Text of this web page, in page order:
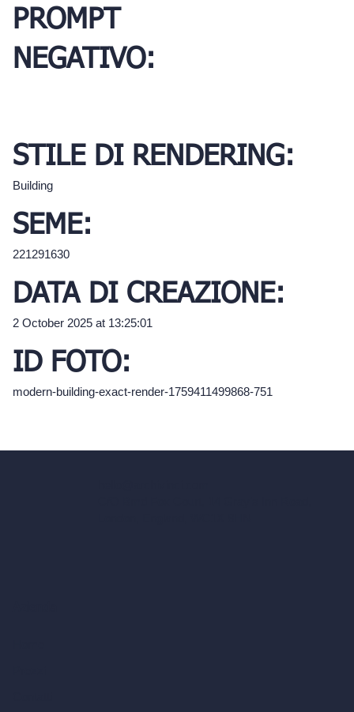
PROMPT
NEGATIVO:
STILE DI RENDERING:
Building
SEME:
221291630
DATA DI CREAZIONE:
2 October 2025 at 13:25:01
ID FOTO:
modern-building-exact-render-1759411499868-751